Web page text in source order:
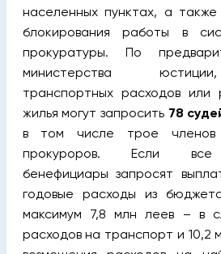
населенных пунктах, а также
блокирования работы в
прокуратуры. По
министерства
транспортных расходов
жилья могут запросить 78
в том числе трое членов
прокуроров. Если все
бенефициары запросят
годовые расходы из
максимум 7,8 млн леев – в
расходов на транспорт и 10,2